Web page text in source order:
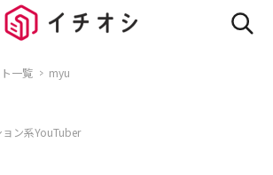
一覧 myu
ン系YouTuber